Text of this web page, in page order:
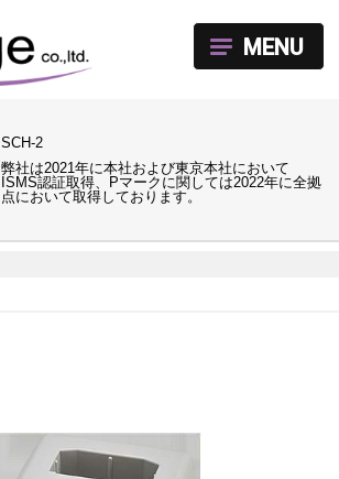
SCH-2
弊社は2021年に本社および東京本社において
ISMS認証取得、Pマークに関しては2022年に全拠
点において取得しております。
MENU